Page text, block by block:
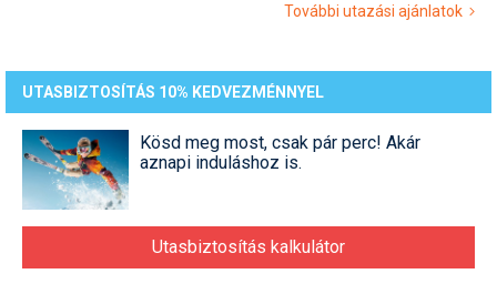
További utazási ajánlatok
UTASBIZTOSÍTÁS 10% KEDVEZMÉNNYEL
Kösd meg most, csak pár perc! Akár
aznapi induláshoz is.
Utasbiztosítás kalkulátor